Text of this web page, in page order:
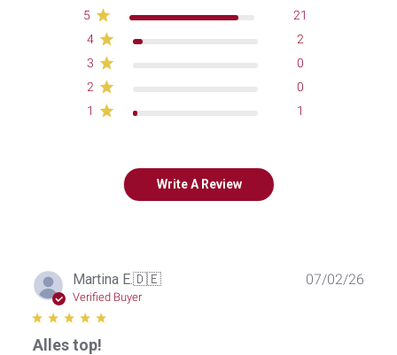
5
21
4
2
3
0
2
0
1
1
Write A Review
Martina E.🇩🇪
Verified Buyer
Alles top!
07/02/26